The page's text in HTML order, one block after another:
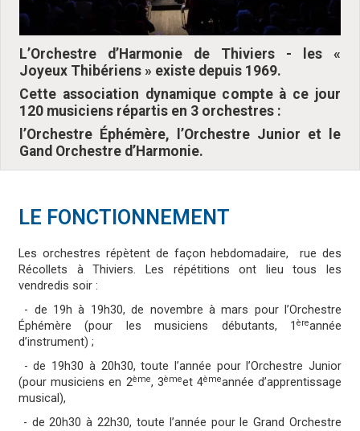
L’Orchestre d’Harmonie de Thiviers - les «
Joyeux Thibériens » existe depuis 1969.
Cette association dynamique compte à ce jour
120 musiciens répartis en 3 orchestres :
l’Orchestre Éphémère, l’Orchestre Junior et le
Gand Orchestre d’Harmonie.
LE FONCTIONNEMENT
Les orchestres répètent de façon hebdomadaire, rue des
Récollets à Thiviers. Les répétitions ont lieu tous les
vendredis soir :
- de 19h à 19h30, de novembre à mars pour l’Orchestre
Éphémère (pour les musiciens débutants, 1 èreannée
d’instrument) ;
- de 19h30 à 20h30, toute l’année pour l’Orchestre Junior
(pour musiciens en 2ème, 3èmeet 4èmeannée d’apprentissage
musical),
- de 20h30 à 22h30, toute l’année pour le Grand Orchestre